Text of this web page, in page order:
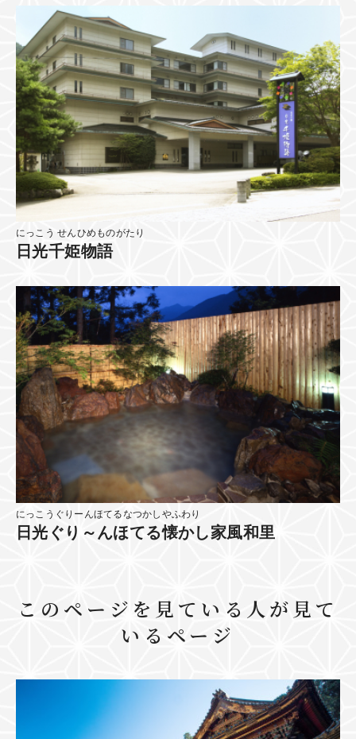
にっこう せんひめものがたり
日光千姫物語
にっこうぐりーんほてるなつかしやふわり
日光ぐり～んほてる懐かし家風和里
このページを見ている人が見て
いるページ